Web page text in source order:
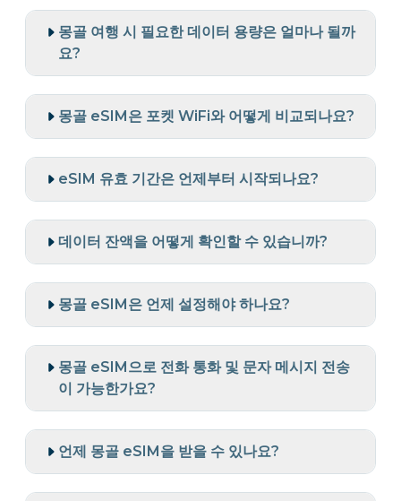
몽골 여행 시 필요한 데이터 용량은 얼마나 될까
요?
몽골 eSIM은 포켓 WiFi와 어떻게 비교되나요?
eSIM 유효 기간은 언제부터 시작되나요?
데이터 잔액을 어떻게 확인할 수 있습니까?
몽골 eSIM은 언제 설정해야 하나요?
몽골 eSIM으로 전화 통화 및 문자 메시지 전송
이 가능한가요?
언제 몽골 eSIM을 받을 수 있나요?